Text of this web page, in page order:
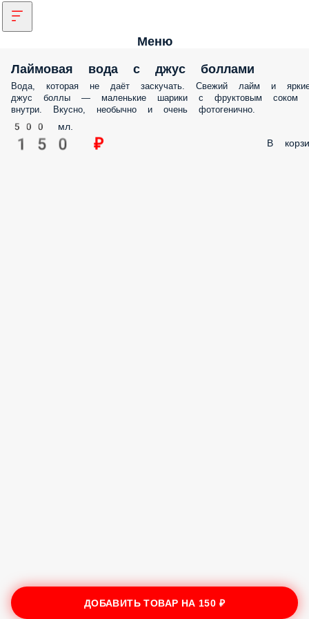
Меню
Лаймовая вода с джус боллами
Вода, которая не даёт заскучать. Свежий лайм и
джус боллы — маленькие шарики с фруктовым соком
внутри. Вкусно, необычно и очень фотогенично.
500 мл.
150 ₽ В
ДОБАВИТЬ ТОВАР НА 150 ₽